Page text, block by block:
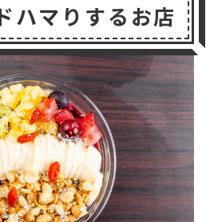
ハマりするお店